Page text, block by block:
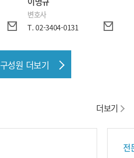
변호사
T. 02-3404-0131
성원 더보기
더보기
전